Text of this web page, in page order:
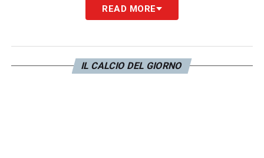
Thiago Motta è pronto ad operare cambi
contro l’Inter rientra dal primo minuto
Savonache invece partirà dalla
READ MORE
IL CALCIO DEL GIORNO